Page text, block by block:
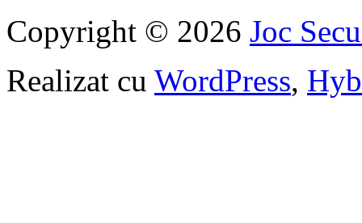
Copyright © 2026 Joc
Realizat cu WordPress,